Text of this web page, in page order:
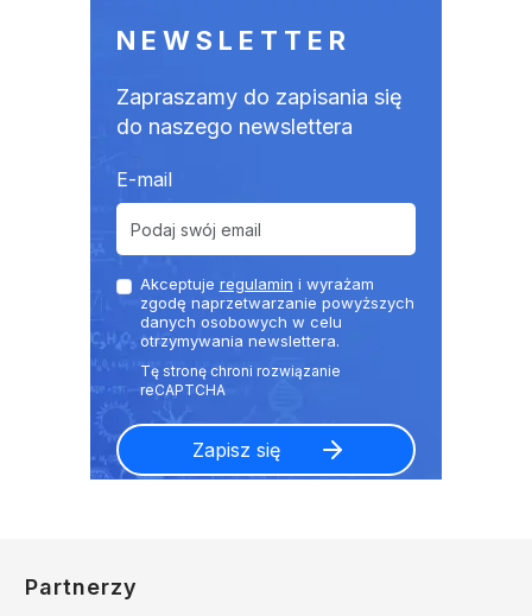
NEWSLETTER
Zapraszamy do zapisania się
do naszego newslettera
E-mail
Akceptuje regulamin i wyrażam
zgodę naprzetwarzanie powyższych
danych osobowych w celu
otrzymywania newslettera.
Partnerzy